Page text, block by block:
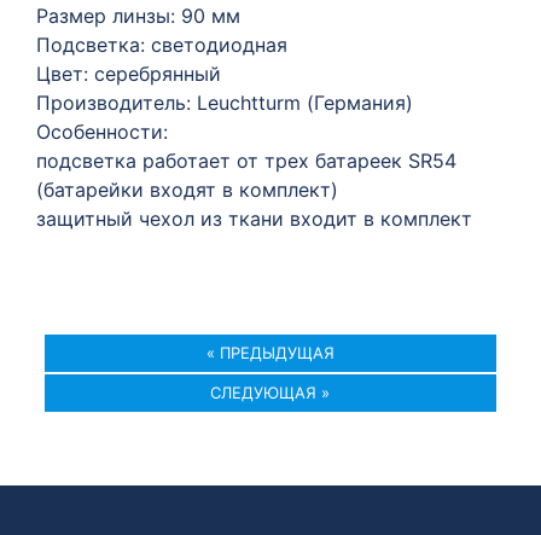
Размер линзы: 90 мм
Подсветка: светодиодная
Цвет: серебрянный
Производитель: Leuchtturm (Германия)
Особенности:
подсветка работает от трех батареек SR54
(батарейки входят в комплект)
защитный чехол из ткани входит в комплект
« ПРЕДЫДУЩАЯ
СЛЕДУЮЩАЯ »